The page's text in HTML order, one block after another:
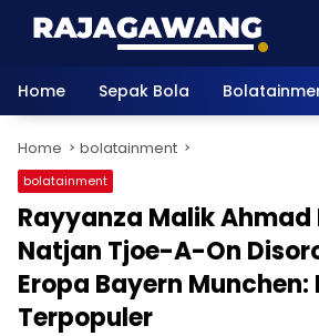
Home
Sepak Bola
Home bolatainment
bolatainment
Rayyanza Malik Ahmad
Natjan Tjoe-A-On
Eropa Bayern
Terpopuler